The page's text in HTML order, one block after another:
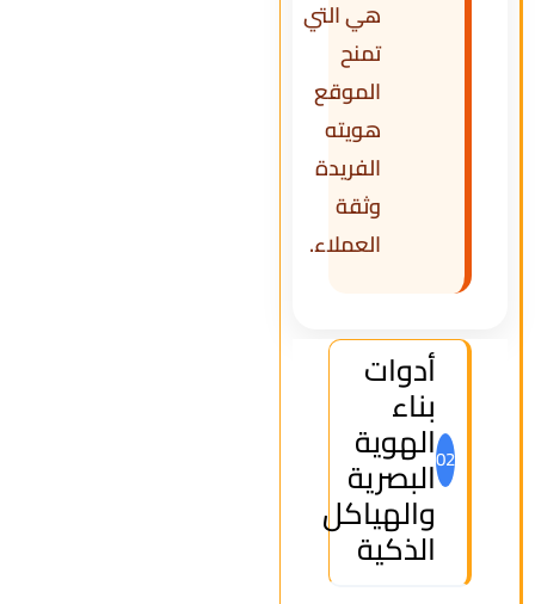
هي التي
تمنح
الموقع
هويته
الفريدة
وثقة
العملاء.
02
أدوات
بناء
الهوية
البصرية
والهياكل
الذكية